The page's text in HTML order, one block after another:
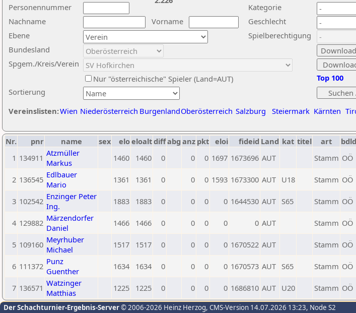
Nachname
Vorname
Ebene
Kategorie
Sortierung
Personennummer
Bundesland
Spgem./Kreis/Verein
Geschlecht
Nur "österreichische" Spieler (Land=AUT)
Spielberechtigung
Vereinslisten:Wien Niederösterreich BurgenlandOberösterreich Salzburg Steiermark Kärnten
Top 100
Nr. pnr name sex eloeloaltdiffabg anz pkt eloi fideid Land kat titel art bdld
1 134911 Atzmüller
Markus
1460 1460 0 0 0 1697 1673696 AUT Stamm OÖ
2 136545 Edlbauer
Mario
1361 1361 0 0 0 1593 1673300 AUT U18 Stamm OÖ
3 102542 Enzinger Peter
Ing.
1883 1883 0 0 0 0 1644530 AUT S65 Stamm OÖ
4 129882 Märzendorfer
Daniel
1466 1466 0 0 0 0 0 AUT Stamm OÖ
5 109160 Meyrhuber
Michael
1517 1517 0 0 0 0 1670522 AUT Stamm OÖ
6 111372 Punz
Guenther
1634 1634 0 0 0 0 1670573 AUT S65 Stamm OÖ
7 136571 Watzinger
Matthias
1225 1225 0 0 0 0 1686810 AUT U20 Stamm OÖ
Der Schachturnier-Ergebnis-Server© 2006-2026 Heinz Herzog, CMS-Version 14.07.2026 13:23, Node S2